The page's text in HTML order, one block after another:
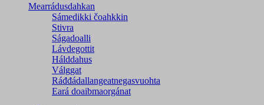
Mearrádusdahkan
Sámedikki čoahkkin
Stivra
Ságadoalli
Lávdegottit
Hálddahus
Válggat
Ráđđádallangeatnegas­vuohta
Eará doaibmaorgánat